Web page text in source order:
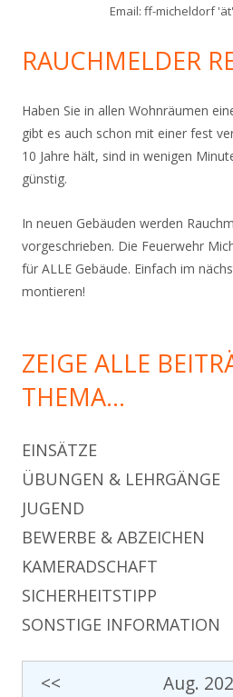
Email: ff-micheldorf
RAUCHMELDER
Haben Sie in allen Wohnräumen
gibt es auch schon mit einer fest
10 Jahre hält, sind in wenigen
günstig.
In neuen Gebäuden werden
vorgeschrieben. Die Feuerwehr
für ALLE Gebäude. Einfach im
montieren!
ZEIGE ALLE
THEMA…
EINSÄTZE
ÜBUNGEN & LEHRGÄNGE
JUGEND
BEWERBE & ABZEICHEN
KAMERADSCHAFT
SICHERHEITSTIPP
SONSTIGE INFORMATION
<< Aug.